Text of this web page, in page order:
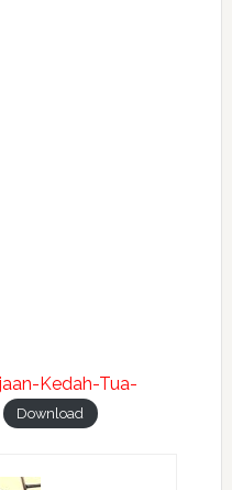
Kedah-Tua-
Download